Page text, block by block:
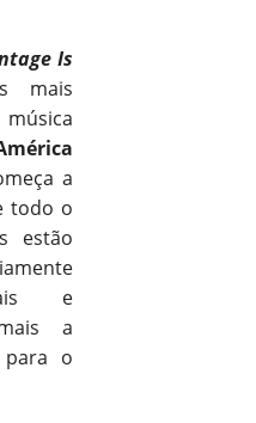
Is
mais
a
todo o
estão
e
a
para o